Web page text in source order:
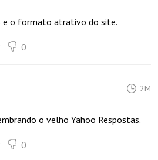
e o formato atrativo do site.
0
2M
o velho Yahoo Respostas.
0